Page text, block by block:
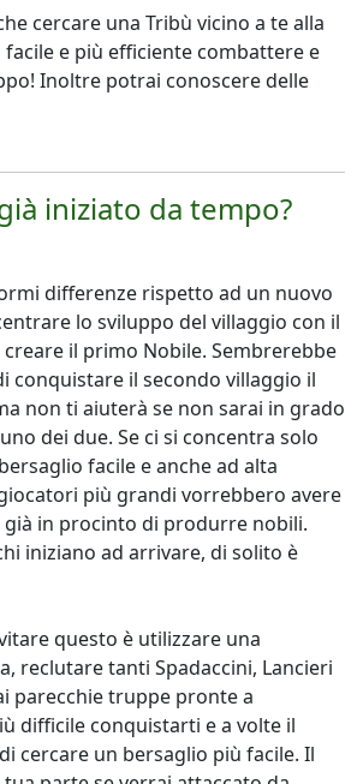
una Tribù vicino a te alla
e più efficiente combattere e
Inoltre potrai conoscere delle
iniziato da tempo?
differenze rispetto ad un nuovo
lo sviluppo del villaggio con il
il primo Nobile. Sembrerebbe
conquistare il secondo villaggio il
non ti aiuterà se non sarai in grado
dei due. Se ci si concentra solo
facile e anche ad alta
più grandi vorrebbero avere
già in procinto di produrre nobili.
iniziano ad arrivare, di solito è
questo è utilizzare una
reclutare tanti Spadaccini, Lancieri
parecchie truppe pronte a
difficile conquistarti e a volte il
cercare un bersaglio più facile. Il